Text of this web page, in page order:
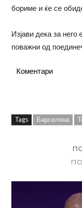
бориме и ќе се
Изјави дека за
поважни од
Коментари
Tags Барселона